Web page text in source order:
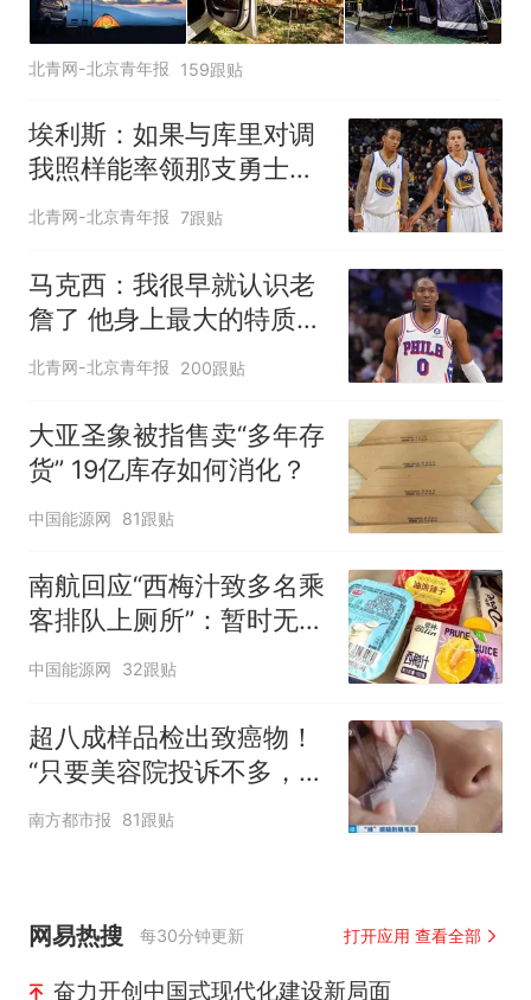
北青网-北京青年报 159跟贴
埃利斯：如果与库里对调
我照样能率领那支勇士取
得现在的成就
北青网-北京青年报 7跟贴
马克西：我很早就认识老
詹了 他身上最大的特质就
是谦逊
北青网-北京青年报 200跟贴
大亚圣象被指售卖“多年存
货” 19亿库存如何消化？
中国能源网 81跟贴
南航回应“西梅汁致多名乘
客排队上厕所”：暂时无法
核查是否发放西梅汁
中国能源网 32跟贴
超八成样品检出致癌物！
“只要美容院投诉不多，店
家就不会更换产品”
南方都市报 81跟贴
网易热搜 每30分钟更新 打开应用 查看全部
奋力开创中国式现代化建设新局面